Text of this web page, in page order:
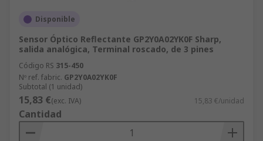
Disponible
Sensor Óptico Reflectante GP2Y0A02YK0F Sharp,
salida analógica, Terminal roscado, de 3 pines
Código RS 315-450
Nº ref. fabric. GP2Y0A02YK0F
Subtotal (1 unidad)
15,83 €(exc. IVA) 15,83 €/unidad
Cantidad